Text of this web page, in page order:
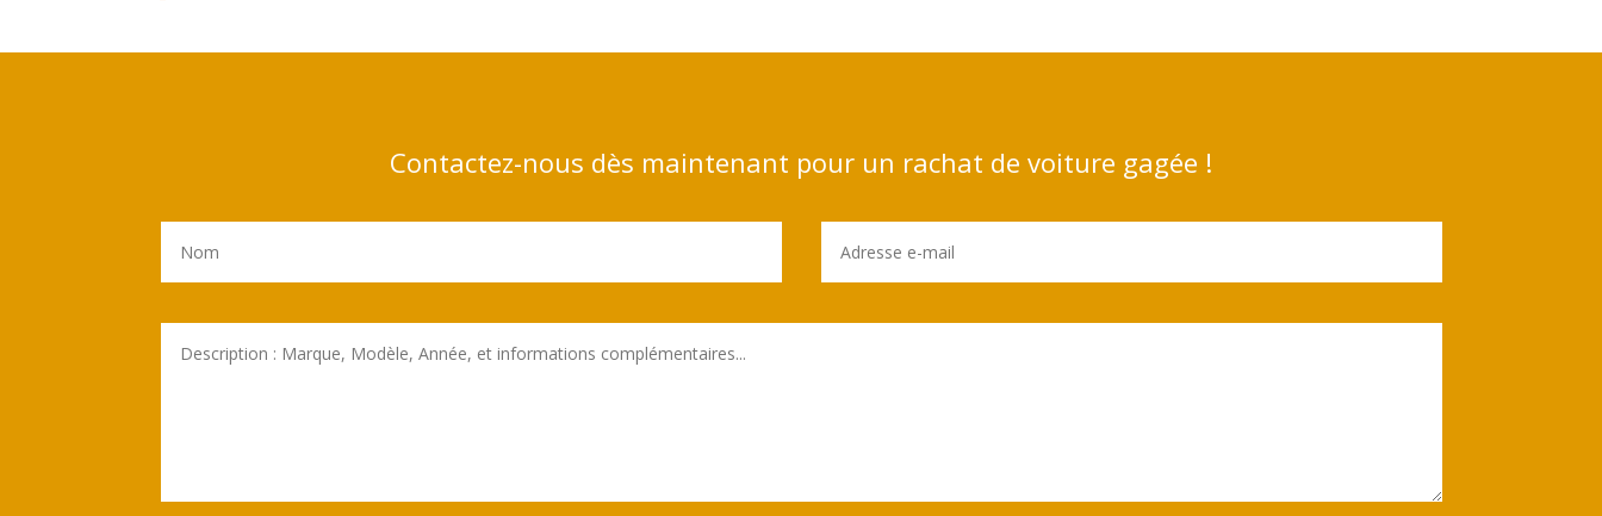
Contactez-nous dès maintenant pour un rachat de voiture gagée !